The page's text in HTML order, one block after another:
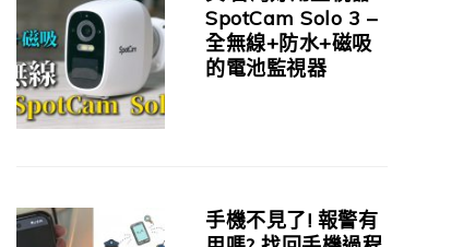
SpotCam Solo 3 –
全無線+防水+磁吸
的電池監視器
手機不見了! 報警有